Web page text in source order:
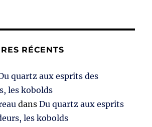
RÉCENTS
quartz aux esprits des
les kobolds
dansDu quartz aux esprits
les kobolds